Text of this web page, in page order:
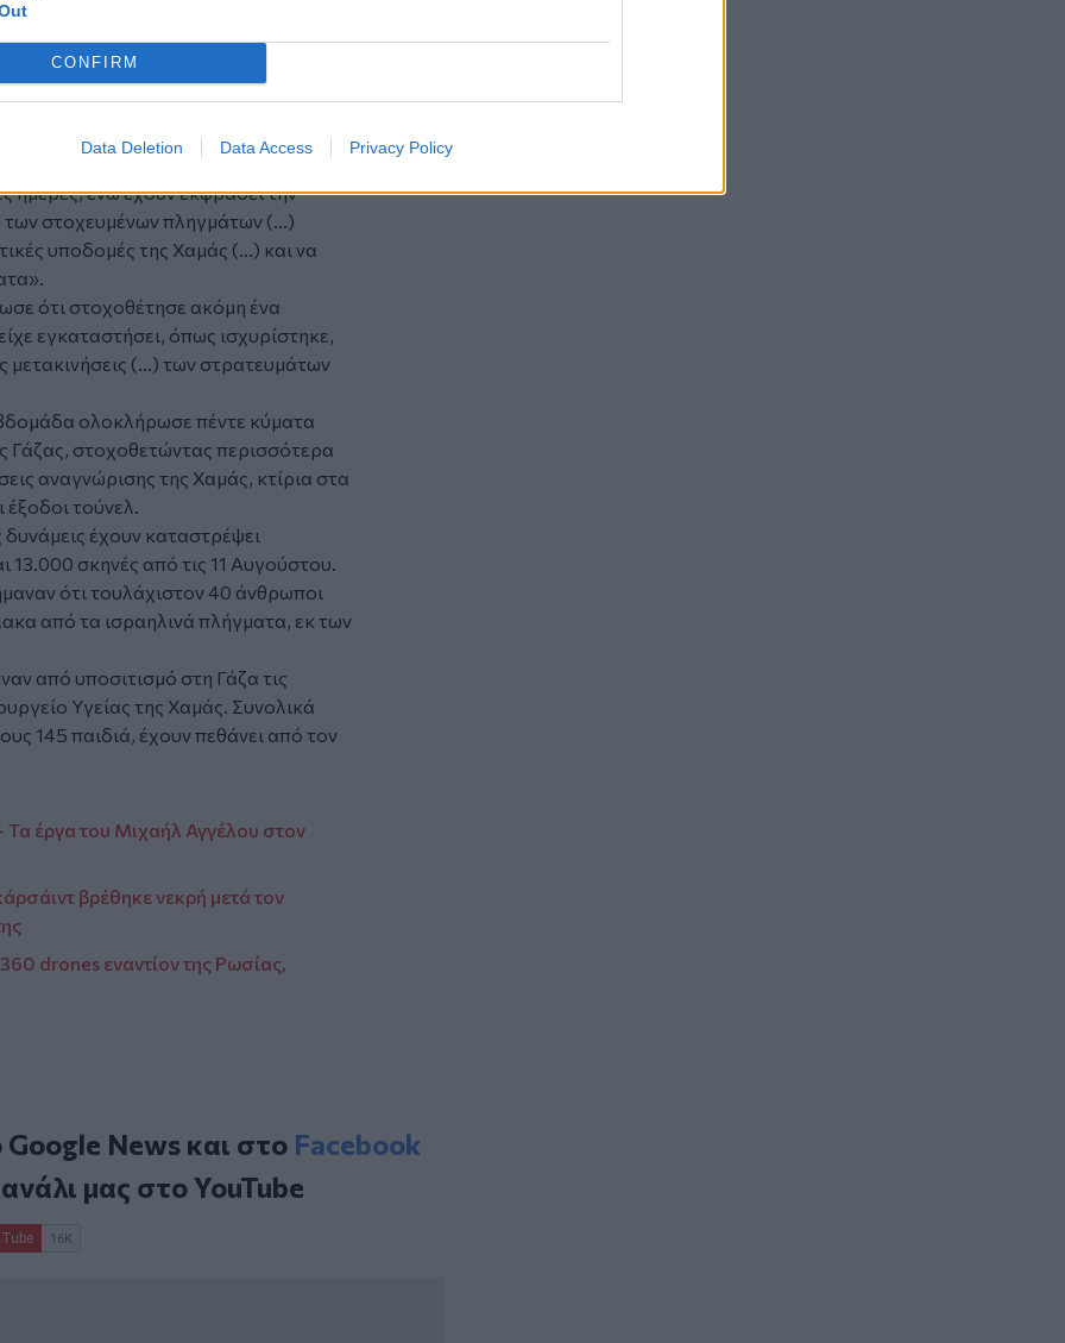
CONFIRM
Data Deletion Data Access Privacy Policy
της περιοχής του λιμανιού
ζητώντας τους να κατευθυνθούν
εκ νέου τους κατοίκους της
ζώνη μαχών».
πολλές πολυώροφες πολυκατοικίες
ημέρες, ενώ έχουν εκφράσει την
των στοχευμένων πληγμάτων (...)
υποδομές της Χαμάς (...) και να
ότι στοχοθέτησε ακόμη ένα
εγκαταστήσει, όπως ισχυρίστηκε,
μετακινήσεις (...) των στρατευμάτων
ολοκλήρωσε πέντε κύματα
Γάζας, στοχοθετώντας περισσότερα
αναγνώρισης της Χαμάς, κτίρια στα
τούνελ.
δυνάμεις έχουν καταστρέψει
13.000 σκηνές από τις 11 Αυγούστου.
ότι τουλάχιστον 40 άνθρωποι
από τα ισραηλινά πλήγματα, εκ των
από υποσιτισμό στη Γάζα τις
Υγείας της Χαμάς. Συνολικά
145 παιδιά, έχουν πεθάνει από τον
έργα του Μιχαήλ Αγγέλου στον
βρέθηκε νεκρή μετά τον
drones εναντίον της Ρωσίας,
Google Newsκαι στο Facebook
μας στοYouTube